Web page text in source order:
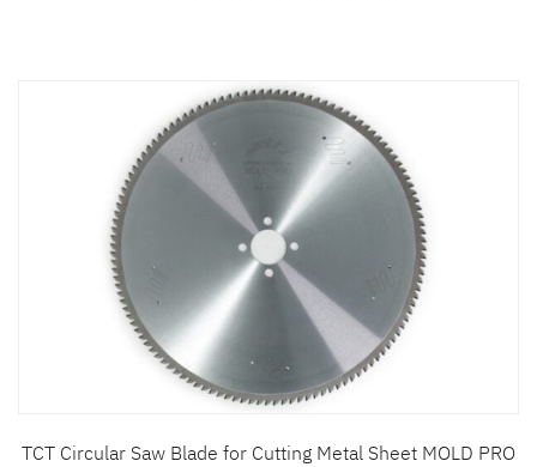
TCT Circular Saw Blade for Cutting Metal Sheet MOLD PRO